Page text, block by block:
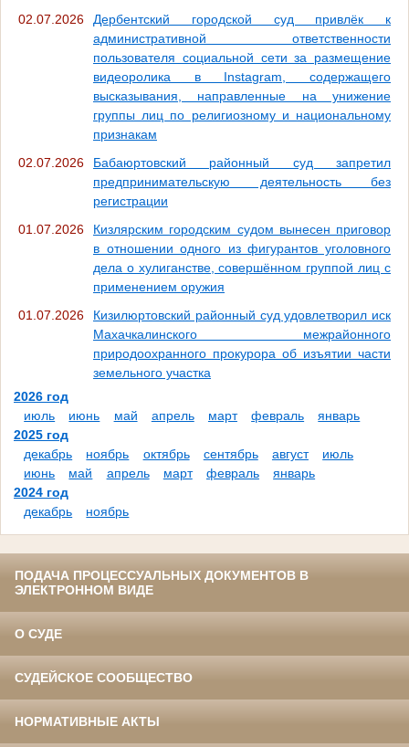
02.07.2026
Дербентский городской суд привлёк к
административной ответственности
пользователя социальной сети за размещение
видеоролика в Instagram, содержащего
высказывания, направленные на унижение
группы лиц по религиозному и национальному
признакам
02.07.2026
Бабаюртовский районный суд запретил
предпринимательскую деятельность без
регистрации
01.07.2026
Кизлярским городским судом вынесен приговор
в отношении одного из фигурантов уголовного
дела о хулиганстве, совершённом группой лиц с
применением оружия
01.07.2026
Кизилюртовский районный суд удовлетворил иск
Махачкалинского межрайонного
природоохранного прокурора об изъятии части
земельного участка
2026 год
июль
июнь май апрель март февраль
январь
2025 год
декабрь
ноябрь октябрь сентябрь август
июль
июнь
май апрель март февраль
январь
2024 год
декабрь
ноябрь
ПОДАЧА ПРОЦЕССУАЛЬНЫХ ДОКУМЕНТОВ В
ЭЛЕКТРОННОМ ВИДЕ
О СУДЕ
СУДЕЙСКОЕ СООБЩЕСТВО
НОРМАТИВНЫЕ АКТЫ